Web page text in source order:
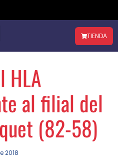
TIENDA
HLA
al filial del
(82-58)
2018